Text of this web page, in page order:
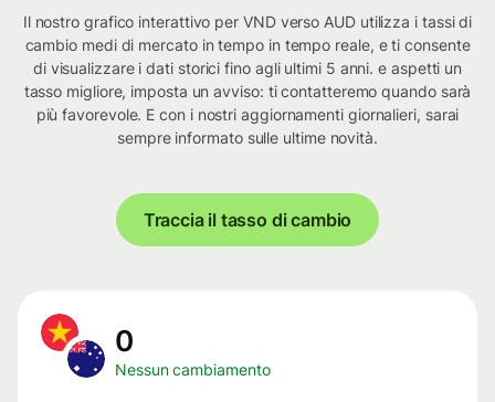
Il nostro grafico interattivo per VND verso AUD utilizza i tassi di
cambio medi di mercato in tempo in tempo reale, e ti consente
di visualizzare i dati storici fino agli ultimi 5 anni. e aspetti un
tasso migliore, imposta un avviso: ti contatteremo quando sarà
più favorevole. E con i nostri aggiornamenti giornalieri, sarai
sempre informato sulle ultime novità.
Traccia il tasso di cambio
0
Nessun cambiamento